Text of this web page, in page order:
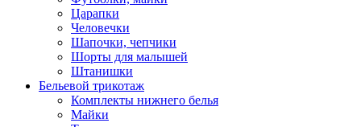
Царапки
Человечки
Шапочки, чепчики
Шорты для малышей
Штанишки
Бельевой трикотаж
Комплекты нижнего белья
Майки